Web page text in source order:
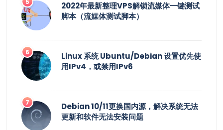
2022年最新整理VPS解锁流媒体一键测试
脚本（流媒体测试脚本）
Linux 系统 Ubuntu/Debian 设置优先使
用IPv4，或禁用IPv6
Debian 10/11更换国内源，解决系统无法
更新和软件无法安装问题